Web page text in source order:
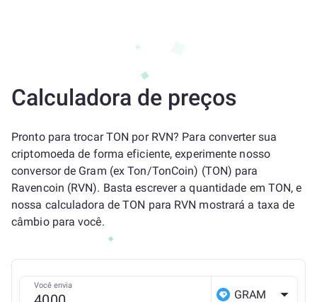
Calculadora de preços
Pronto para trocar TON por RVN? Para converter sua
criptomoeda de forma eficiente, experimente nosso
conversor de Gram (ex Ton/TonCoin) (TON) para
Ravencoin (RVN). Basta escrever a quantidade em TON, e
nossa calculadora de TON para RVN mostrará a taxa de
câmbio para você.
Você envia
GRAM